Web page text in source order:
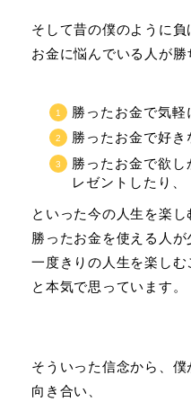
そして昔の僕のように負
お金に悩んでいる人が
勝ったお金で気軽
勝ったお金で好き
勝ったお金で欲
レゼントしたり、
といった今の人生を楽し
勝ったお金を使える人が
一度きりの人生を楽しむ
と本気で思っています。
そういった信念から、
向き合い、